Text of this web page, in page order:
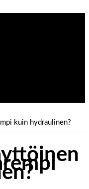
kuin hydraulinen?